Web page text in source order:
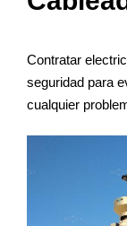
Contratar
seguridad para
cualquier